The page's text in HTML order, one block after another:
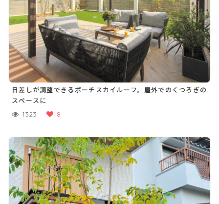
日差しが調整できるポーチスカイルーフ。屋外でのくつろぎの
スペースに
1323 8